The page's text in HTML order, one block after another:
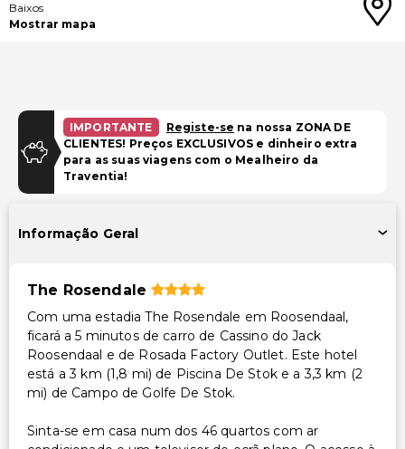
Baixos
Mostrar mapa
IMPORTANTE Registe-se na nossa ZONA DE
CLIENTES! Preços EXCLUSIVOS e dinheiro extra
para as suas viagens com o Mealheiro da
Traventia!
Informação Geral
The Rosendale
Com uma estadia The Rosendale em Roosendaal,
ficará a 5 minutos de carro de Cassino do Jack
Roosendaal e de Rosada Factory Outlet. Este hotel
está a 3 km (1,8 mi) de Piscina De Stok e a 3,3 km (2
mi) de Campo de Golfe De Stok.
Sinta-se em casa num dos 46 quartos com ar